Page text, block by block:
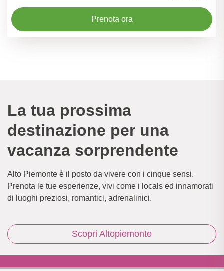
Prenota ora
La tua prossima
destinazione per una
vacanza sorprendente
Alto Piemonte è il posto da vivere con i cinque sensi.
Prenota le tue esperienze, vivi come i locals ed innamorati
di luoghi preziosi, romantici, adrenalinici.
Scopri Altopiemonte